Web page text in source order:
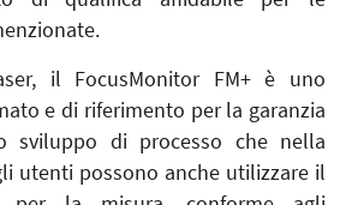
il FocusMonitor FM+ è uno
e di riferimento per la garanzia
sviluppo di processo che nella
utenti possono anche utilizzare il